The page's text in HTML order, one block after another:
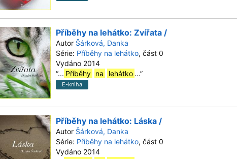
Příběhy na lehátko: Zvířata /
Autor Šárková, Danka
Série: Příběhy na lehátko, část 0
Vydáno 2014
“... Příběhy na lehátko ...”
E-kniha
Příběhy na lehátko: Láska /
Autor Šárková, Danka
Série: Příběhy na lehátko, část 0
Vydáno 2014